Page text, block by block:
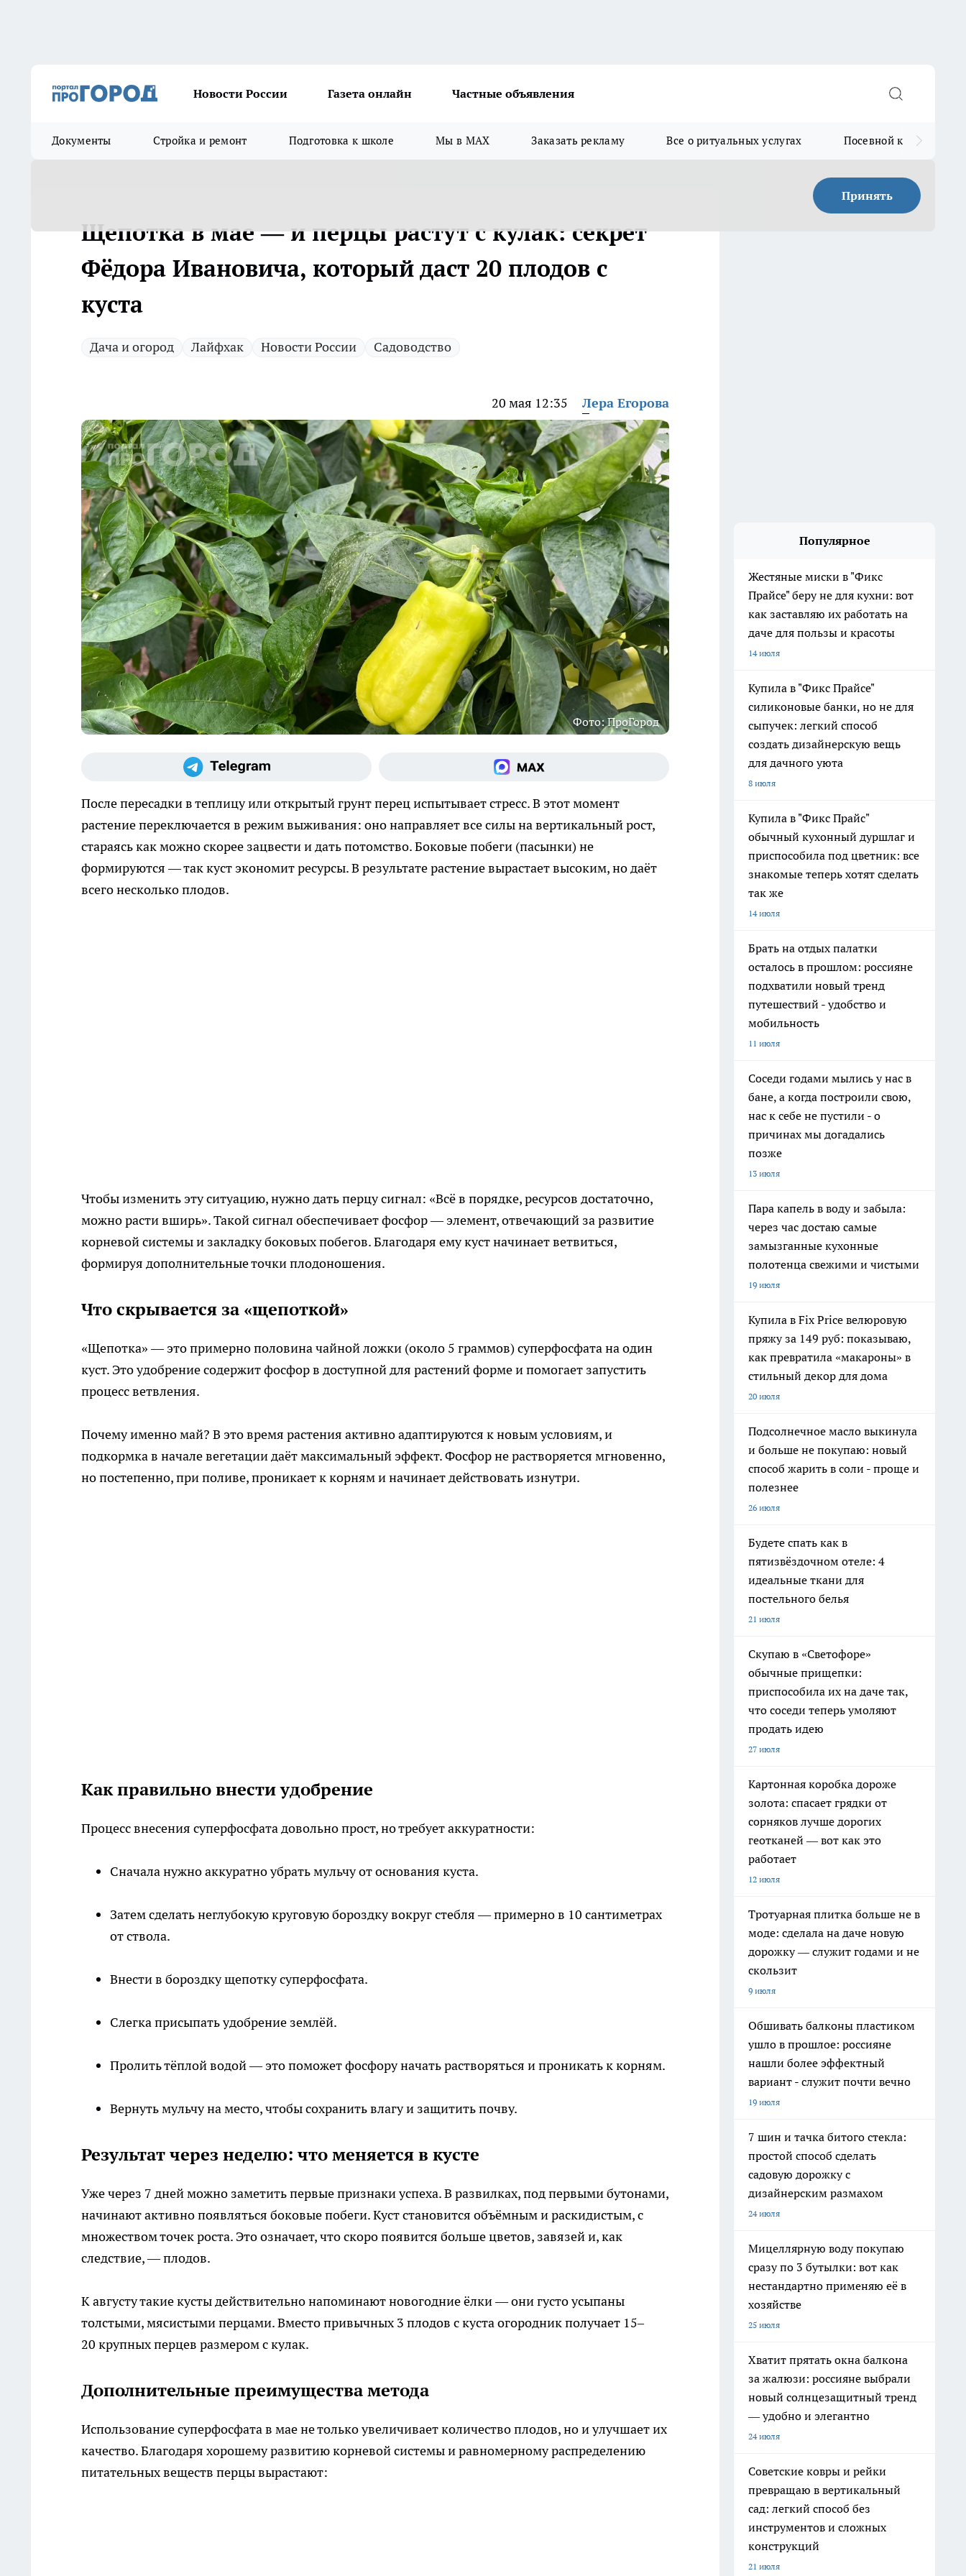
Новости России Газета онлайн Частные объявления
Документы Стройка и ремонт Подготовка к школе Мы в MAX Заказать рекламу Все о ритуальных услугах Посевной календарь
Принять
Щепотка в мае — и перцы растут с кулак: секрет
Фёдора Ивановича, который даст 20 плодов с
куста
Дача и огород Лайфхак Новости России Садоводство
20 мая 12:35 Лера Егорова
Фото: ПроГород
После пересадки в теплицу или открытый грунт перец испытывает стресс. В этот момент
растение переключается в режим выживания: оно направляет все силы на вертикальный рост,
стараясь как можно скорее зацвести и дать потомство. Боковые побеги (пасынки) не
формируются — так куст экономит ресурсы. В результате растение вырастает высоким, но даёт
всего несколько плодов.
Чтобы изменить эту ситуацию, нужно дать перцу сигнал: «Всё в порядке, ресурсов достаточно,
можно расти вширь». Такой сигнал обеспечивает фосфор — элемент, отвечающий за развитие
корневой системы и закладку боковых побегов. Благодаря ему куст начинает ветвиться,
формируя дополнительные точки плодоношения.
Что скрывается за «щепоткой»
«Щепотка» — это примерно половина чайной ложки (около 5 граммов) суперфосфата на один
куст. Это удобрение содержит фосфор в доступной для растений форме и помогает запустить
процесс ветвления.
Почему именно май? В это время растения активно адаптируются к новым условиям, и
подкормка в начале вегетации даёт максимальный эффект. Фосфор не растворяется мгновенно,
но постепенно, при поливе, проникает к корням и начинает действовать изнутри.
Как правильно внести удобрение
Процесс внесения суперфосфата довольно прост, но требует аккуратности:
Сначала нужно аккуратно убрать мульчу от основания куста.
Затем сделать неглубокую круговую бороздку вокруг стебля — примерно в 10 сантиметрах
от ствола.
Внести в бороздку щепотку суперфосфата.
Слегка присыпать удобрение землёй.
Пролить тёплой водой — это поможет фосфору начать растворяться и проникать к корням.
Вернуть мульчу на место, чтобы сохранить влагу и защитить почву.
Результат через неделю: что меняется в кусте
Уже через 7 дней можно заметить первые признаки успеха. В развилках, под первыми бутонами,
начинают активно появляться боковые побеги. Куст становится объёмным и раскидистым, с
множеством точек роста. Это означает, что скоро появится больше цветов, завязей и, как
следствие, — плодов.
К августу такие кусты действительно напоминают новогодние ёлки — они густо усыпаны
толстыми, мясистыми перцами. Вместо привычных 3 плодов с куста огородник получает 15–
20 крупных перцев размером с кулак.
Дополнительные преимущества метода
Использование суперфосфата в мае не только увеличивает количество плодов, но и улучшает их
качество. Благодаря хорошему развитию корневой системы и равномерному распределению
питательных веществ перцы вырастают:
Популярное
Жестяные миски в "Фикс
Прайсе" беру не для кухни: вот
как заставляю их работать на
даче для пользы и красоты
14 июля
Купила в "Фикс Прайсе"
силиконовые банки, но не для
сыпучек: легкий способ
создать дизайнерскую вещь
для дачного уюта
8 июля
Купила в "Фикс Прайс"
обычный кухонный дуршлаг и
приспособила под цветник: все
знакомые теперь хотят сделать
так же
14 июля
Брать на отдых палатки
осталось в прошлом: россияне
подхватили новый тренд
путешествий - удобство и
мобильность
11 июля
Соседи годами мылись у нас в
бане, а когда построили свою,
нас к себе не пустили - о
причинах мы догадались
позже
13 июля
Пара капель в воду и забыла:
через час достаю самые
замызганные кухонные
полотенца свежими и чистыми
19 июля
Купила в Fix Price велюровую
пряжу за 149 руб: показываю,
как превратила «макароны» в
стильный декор для дома
20 июля
Подсолнечное масло выкинула
и больше не покупаю: новый
способ жарить в соли - проще и
полезнее
26 июля
Будете спать как в
пятизвёздочном отеле: 4
идеальные ткани для
постельного белья
21 июля
Скупаю в «Светофоре»
обычные прищепки:
приспособила их на даче так,
что соседи теперь умоляют
продать идею
27 июля
Картонная коробка дороже
золота: спасает грядки от
сорняков лучше дорогих
геотканей — вот как это
работает
12 июля
Тротуарная плитка больше не в
моде: сделала на даче новую
дорожку — служит годами и не
скользит
9 июля
Обшивать балконы пластиком
ушло в прошлое: россияне
нашли более эффектный
вариант - служит почти вечно
19 июля
7 шин и тачка битого стекла:
простой способ сделать
садовую дорожку с
дизайнерским размахом
24 июля
Мицеллярную воду покупаю
сразу по 3 бутылки: вот как
нестандартно применяю её в
хозяйстве
25 июля
Хватит прятать окна балкона
за жалюзи: россияне выбрали
новый солнцезащитный тренд
— удобно и элегантно
24 июля
Советские ковры и рейки
превращаю в вертикальный
сад: легкий способ без
инструментов и сложных
конструкций
21 июля